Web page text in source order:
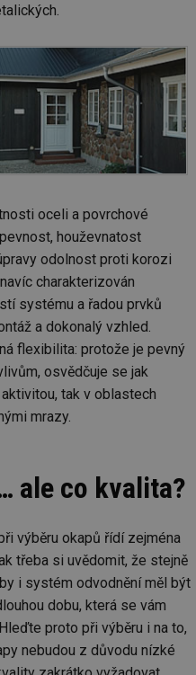
oceli a povrchové
houževnatost
odolnost proti korozi
charakterizován
systému a řadou prvků
a dokonalý vzhled.
flexibilita: protože je pevný
osvědčuje se jak
tak v oblastech
mrazy.
ale co kvalita?
výběru okapů řídí zejména
třeba si uvědomit, že stejně
i systém odvodnění měl být
dobu, která se vám
proto při výběru i na to,
nebudou z důvodu nízké